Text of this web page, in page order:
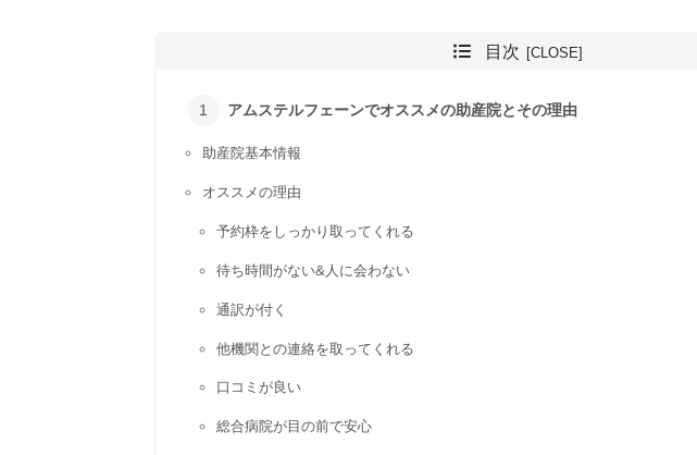
目次
アムステルフェーンでオススメの助産院とその理由
助産院基本情報
オススメの理由
予約枠をしっかり取ってくれる
待ち時間がない&人に会わない
通訳が付く
他機関との連絡を取ってくれる
口コミが良い
総合病院が目の前で安心